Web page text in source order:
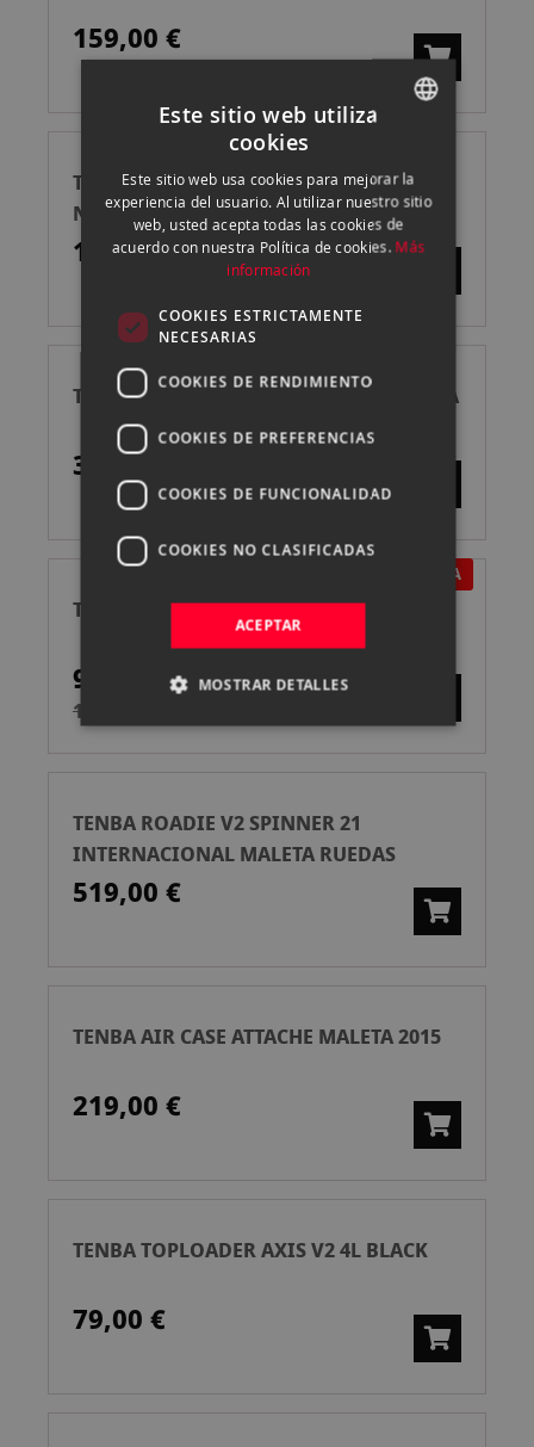
159,00 €
TENBA BOLSA MESSENGER 16 SLIM
NEGRA
169,00 €
TENBA CINELUXE V2 24 NEGRA MOCHILA
369,00 €
EN OFERTA
TENBA SLING AXIS V2 4L BLACK
95,00 €
109,00 €
TENBA ROADIE V2 SPINNER 21
INTERNACIONAL MALETA RUEDAS
519,00 €
TENBA AIR CASE ATTACHE MALETA 2015
219,00 €
TENBA TOPLOADER AXIS V2 4L BLACK
79,00 €
ENGLISH
CATALAN
Este sitio web utiliza
cookies
Este sitio web usa cookies para mejorar la
experiencia del usuario. Al utilizar nuestro sitio
web, usted acepta todas las cookies de
acuerdo con nuestra Política de cookies. Más
información
COOKIES ESTRICTAMENTE
NECESARIAS
COOKIES DE RENDIMIENTO
COOKIES DE PREFERENCIAS
COOKIES DE FUNCIONALIDAD
COOKIES NO CLASIFICADAS
ACEPTAR
MOSTRAR DETALLES